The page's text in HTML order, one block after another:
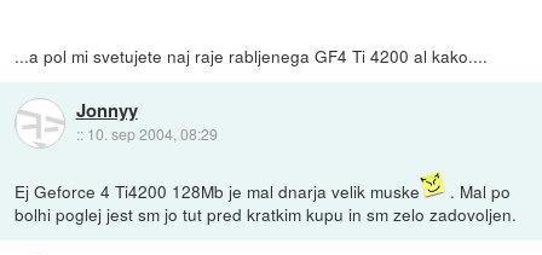
...a pol mi svetujete naj raje rabljenega GF4 Ti 4200 al kako....
Jonnyy
:: 10. sep 2004, 08:29
Ej Geforce 4 Ti4200 128Mb je mal dnarja velik muske
. Mal po
bolhi poglej jest sm jo tut pred kratkim kupu in sm zelo zadovoljen.